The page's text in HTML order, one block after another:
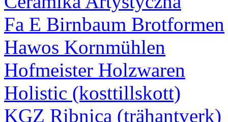
Fa E Birnbaum Brotformen
Hawos Kornmühlen
Hofmeister Holzwaren
Holistic (kosttillskott)
KGZ Ribnica (trähantverk)